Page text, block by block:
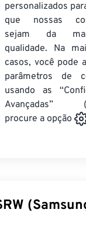
personalizados
que nossas
sejam da
qualidade. Na
casos, você pode
parâmetros de
usando as
Avançadas”
procure a opção